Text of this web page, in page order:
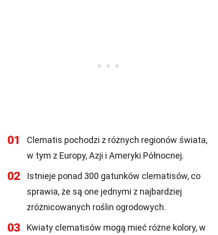
01
Clematis pochodzi z różnych regionów świata,
w tym z Europy, Azji i Ameryki Północnej.
02
Istnieje ponad 300 gatunków clematisów, co
sprawia, że są one jednymi z najbardziej
zróżnicowanych roślin ogrodowych.
03
Kwiaty clematisów mogą mieć różne kolory, w